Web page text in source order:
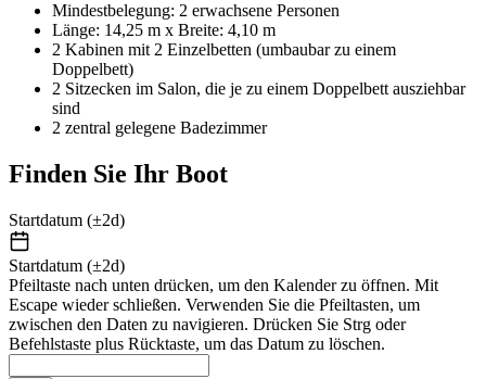
Mindestbelegung: 2 erwachsene Personen
Länge: 14,25 m x Breite: 4,10 m
2 Kabinen mit 2 Einzelbetten (umbaubar zu einem
Doppelbett)
2 Sitzecken im Salon, die je zu einem Doppelbett ausziehbar
sind
2 zentral gelegene Badezimmer
Finden Sie Ihr Boot
Startdatum (±2d)
Startdatum (±2d)
Pfeiltaste nach unten drücken, um den Kalender zu öffnen. Mit
Escape wieder schließen. Verwenden Sie die Pfeiltasten, um
zwischen den Daten zu navigieren. Drücken Sie Strg oder
Befehlstaste plus Rücktaste, um das Datum zu löschen.